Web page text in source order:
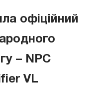
офіційний
– NPC
VL